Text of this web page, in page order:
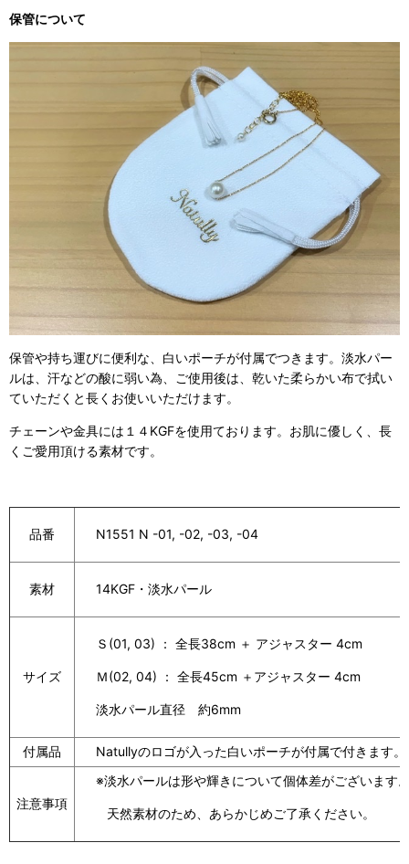
保管について
保管や持ち運びに便利な、白いポーチが付属でつきます。淡水パー
ルは、汗などの酸に弱い為、ご使用後は、乾いた柔らかい布で拭い
ていただくと長くお使いいただけます。
チェーンや金具には１４ KGFを使用ております。お肌に優しく、長
くご愛用頂ける素材です。
品番 N1551 N -01, -02, -03, -04
素材 14KGF・淡水パール
サイズ
Ｓ(01, 03) ： 全長38cm ＋ アジャスター 4cm
Ｍ(02, 04) ： 全長45cm ＋アジャスター 4cm
淡水パール直径 約6mm
付属品 Natullyのロゴが入った白いポーチが付属で付きます。
注意事項
※淡水パールは形や輝きについて個体差がございます
天然素材のため、あらかじめご了承ください。